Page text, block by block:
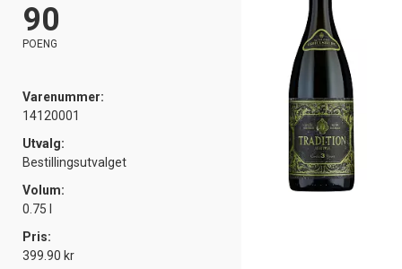
90
POENG
Varenummer:
14120001
Utvalg:
Bestillingsutvalget
Volum:
0.75 l
Pris:
399.90 kr